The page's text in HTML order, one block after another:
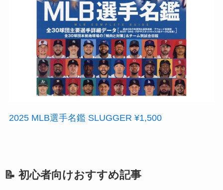
2025 MLB選手名鑑 SLUGGER ¥1,500
📝 初心者向けおすすめ記事